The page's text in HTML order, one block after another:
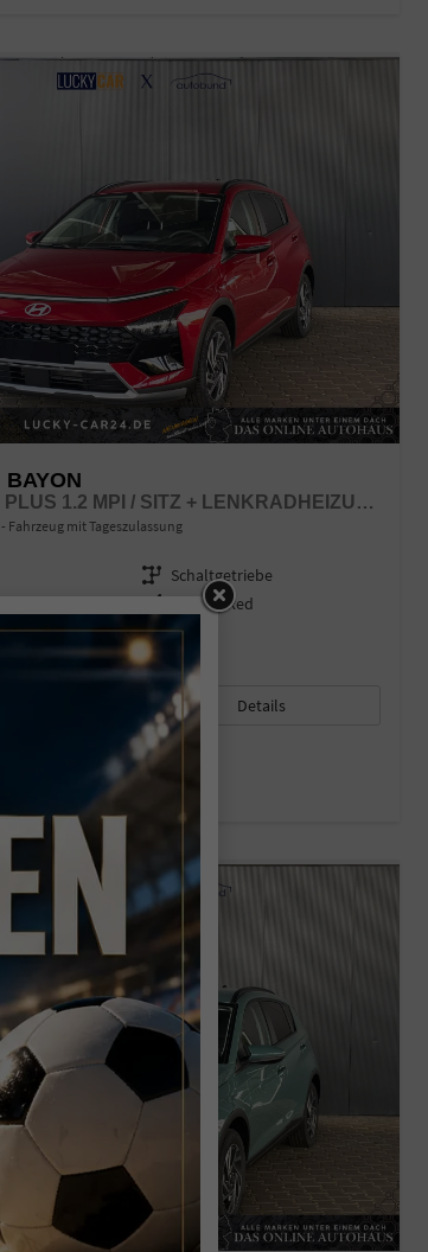
BAYON
COMFORT PLUS 1.2 MPI / SITZ + LENKRADHEIZUNG PDC V&H KAMERA LED TEMPOMAT KEYLESS ALU 16"
Fahrzeug mit Tageszulassung
Getriebe Schaltgetriebe
Außenfarbe
Dragon Red
Kilometerstand15 km
Details
5,70 l/100km